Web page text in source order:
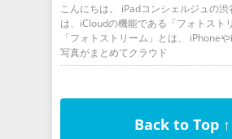
こんにちは。 iPadコンシェルジュの
は、iCloudの機能である「フォトスト
「フォトストリーム」とは、 iPhone
写真がまとめてクラウド
Back to Top ↑